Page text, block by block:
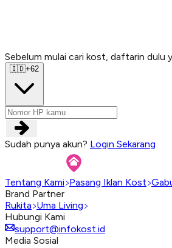
Sebelum mulai cari kost, daftarin dulu
🇮🇩+62
Sudah punya akun? Login Sekarang
Tentang Kami Pasang Iklan Kost
Brand Partner
Rukita Uma Living
Hubungi Kami
support@infokost.id
Media Sosial